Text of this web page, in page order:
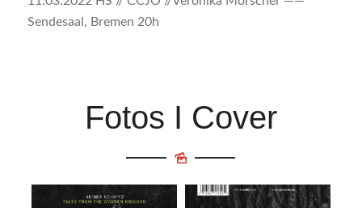
Sendesaal, Bremen 20h
Fotos I Cover